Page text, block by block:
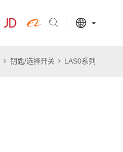
钥匙/选择开关 LAS0系列